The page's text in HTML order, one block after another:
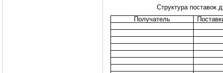
Структура поставок
Получатель